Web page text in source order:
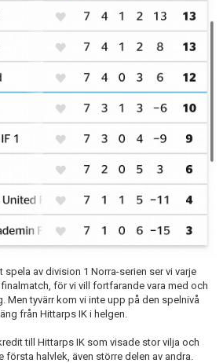
spela av division 1 Norra-serien ser vi varje
för vi vill fortfarande vara med och
Men tyvärr kom vi inte upp på den spelnivå
från Hittarps IK i helgen.
till Hittarps IK som visade stor vilja och
halvlek, även större delen av andra.